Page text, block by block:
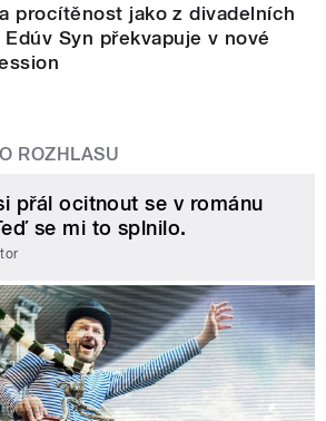
procítěnost jako z divadelních
Edúv Syn překvapuje v nové
ROZHLASU
přál ocitnout se v románu
se mi to splnilo.